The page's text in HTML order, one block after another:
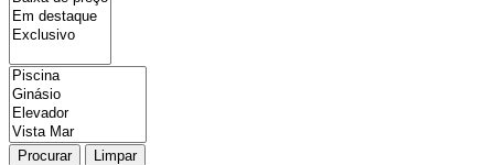
Procurar Limpar